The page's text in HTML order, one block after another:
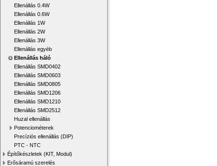
Ellenállás 0.4W
Ellenállás 0.6W
Ellenállás 1W
Ellenállás 2W
Ellenállás 3W
Ellenállás egyéb
Ellenállás háló
Ellenállás SMD0402
Ellenállás SMD0603
Ellenállás SMD0805
Ellenállás SMD1206
Ellenállás SMD1210
Ellenállás SMD2512
Huzal ellenállás
Potenciométerek
Precíziós ellenállás (DIP)
PTC - NTC
Építőkészletek (KIT, Modul)
Erősáramú szerelés